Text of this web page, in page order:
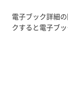
電子ブック詳細
クすると電子ブッ